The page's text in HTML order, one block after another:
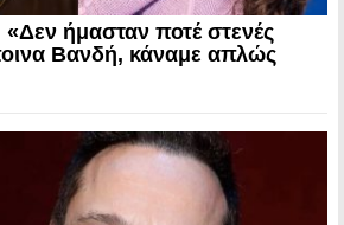
«Δεν ήμασταν ποτέ στενές
Βανδή, κάναμε απλώς